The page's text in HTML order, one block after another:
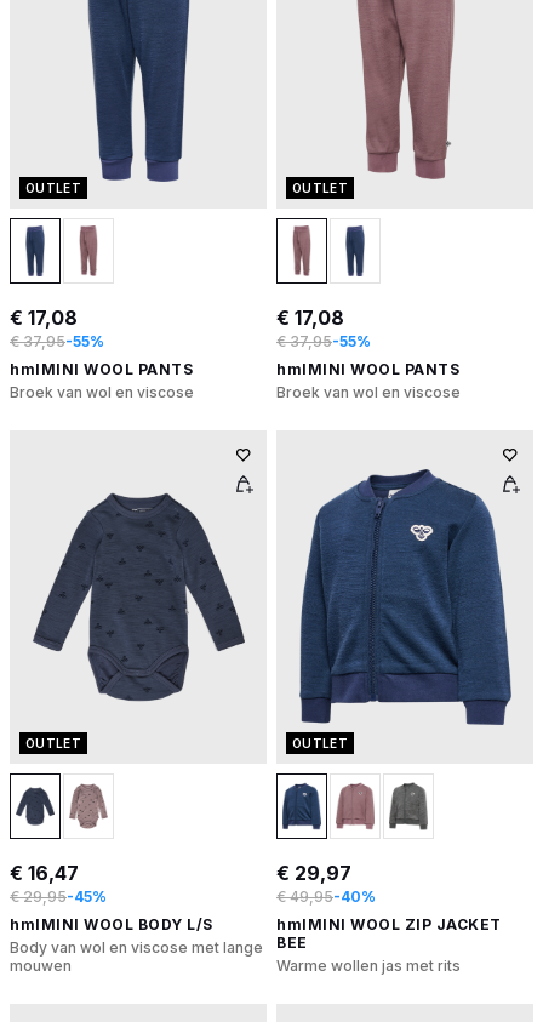
OUTLET
€ 17,08
€ 37,95-55%
hmlMINI WOOL PANTS
Broek van wol en viscose
OUTLET
€ 17,08
€ 37,95-55%
hmlMINI WOOL PANTS
Broek van wol en viscose
OUTLET
€ 16,47
€ 29,95-45%
hmlMINI WOOL BODY L/S
Body van wol en viscose met lange
mouwen
OUTLET
€ 29,97
€ 49,95-40%
hmlMINI WOOL ZIP JACKET
BEE
Warme wollen jas met rits